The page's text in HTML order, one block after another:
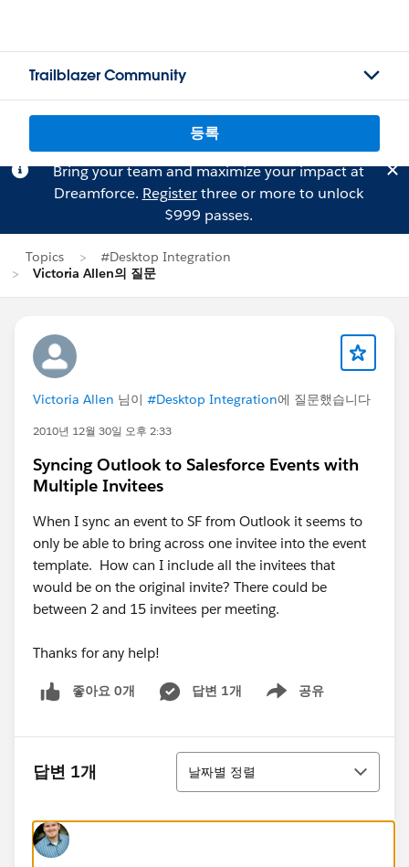
Trailblazer Community
등록
Bring your team and maximize your impact at
Dreamforce. Registerthree or more to unlock
$999 passes.
Topics
#Desktop Integration
Victoria Allen의 질문
Victoria Allen 님이 #Desktop Integration에 질문했습니다
2010년 12월 30일 오후 2:33
Syncing Outlook to Salesforce Events with
Multiple Invitees
When I sync an event to SF from Outlook it seems to
only be able to bring across one invitee into the event
template. How can I include all the invitees that
would be on the original invite? There could be
between 2 and 15 invitees per meeting.
Thanks for any help!
좋아요 0개 답변 1개 공유
Show menu
답변 1개
정렬
날짜별 정렬